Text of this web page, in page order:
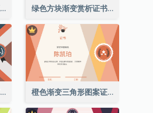
灰色和绿色线条图案证书 绿色方块渐变赏析证书
橙色和蓝色三角形图案证书 橙色渐变三角形图案证书